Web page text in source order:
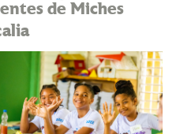
de Miches